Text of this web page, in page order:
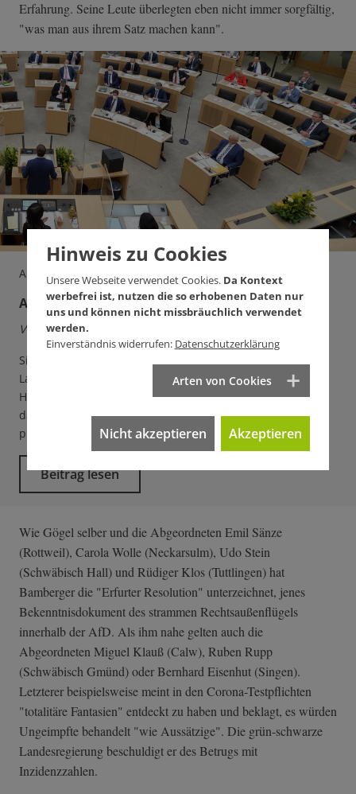
Erfahrung. Seine Leute überlegten eben nicht immer sorgfältig,
"was man aus ihrem Satz machen kann".
Ausgabe 529, 19.5.2021
AfD jetzt pseudoseriös
Von Johanna Henkel-Waidhofer
Sie ist nur noch die kleinste der fünf Fraktionen im neuen
Landtag. Tonangebende AfD-KrawallmacherInnen wie
Heinrich Fiechtner und Christina Baum sind nicht mehr
dabei. Jetzt will sich die Rechtsaußen-Opposition
professionalisieren. Das klingt wie eine Drohung.
Beitrag lesen
Wie Gögel selber und die Abgeordneten Emil Sänze
(Rottweil), Carola Wolle (Neckarsulm), Udo Stein
(Schwäbisch Hall) und Rüdiger Klos (Tuttlingen) hat
Bamberger die "Erfurter Resolution" unterzeichnet, jenes
Bekenntnisdokument des strammen Rechtsaußenflügels
innerhalb der AfD. Als ihm nahe gelten auch die
Abgeordneten Miguel Klauß (Calw), Ruben Rupp
(Schwäbisch Gmünd) oder Bernhard Eisenhut (Singen).
Letzterer beispielsweise meint in den Corona-Testpflichten
"totalitäre Fantasien" entdeckt zu haben und beklagt, es würden
Ungeimpfte behandelt "wie Aussätzige". Die grün-schwarze
Landesregierung beschuldigt er des Betrugs mit
Inzidenzzahlen.
Hinweis zu Cookies
Unsere Webseite verwendet Cookies. Da Kontext
werbefrei ist, nutzen die so erhobenen Daten nur
uns und können nicht missbräuchlich verwendet
werden.
Einverständnis widerrufen: Datenschutzerklärung
Arten von Cookies
Nicht akzeptieren Akzeptieren